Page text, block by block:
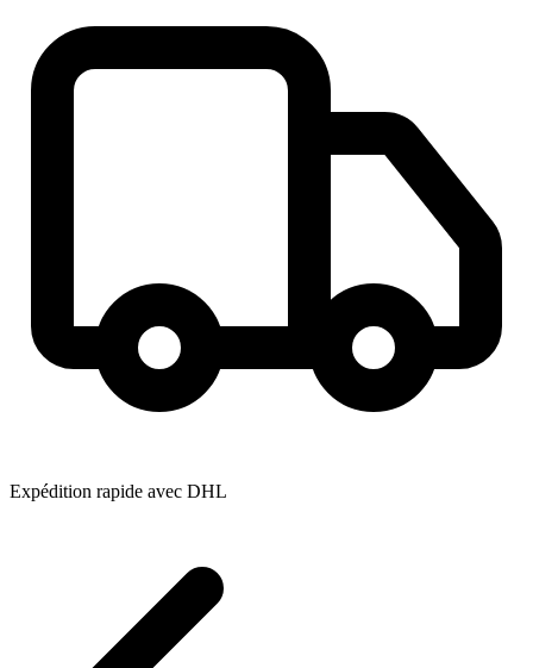
Expédition rapide avec DHL